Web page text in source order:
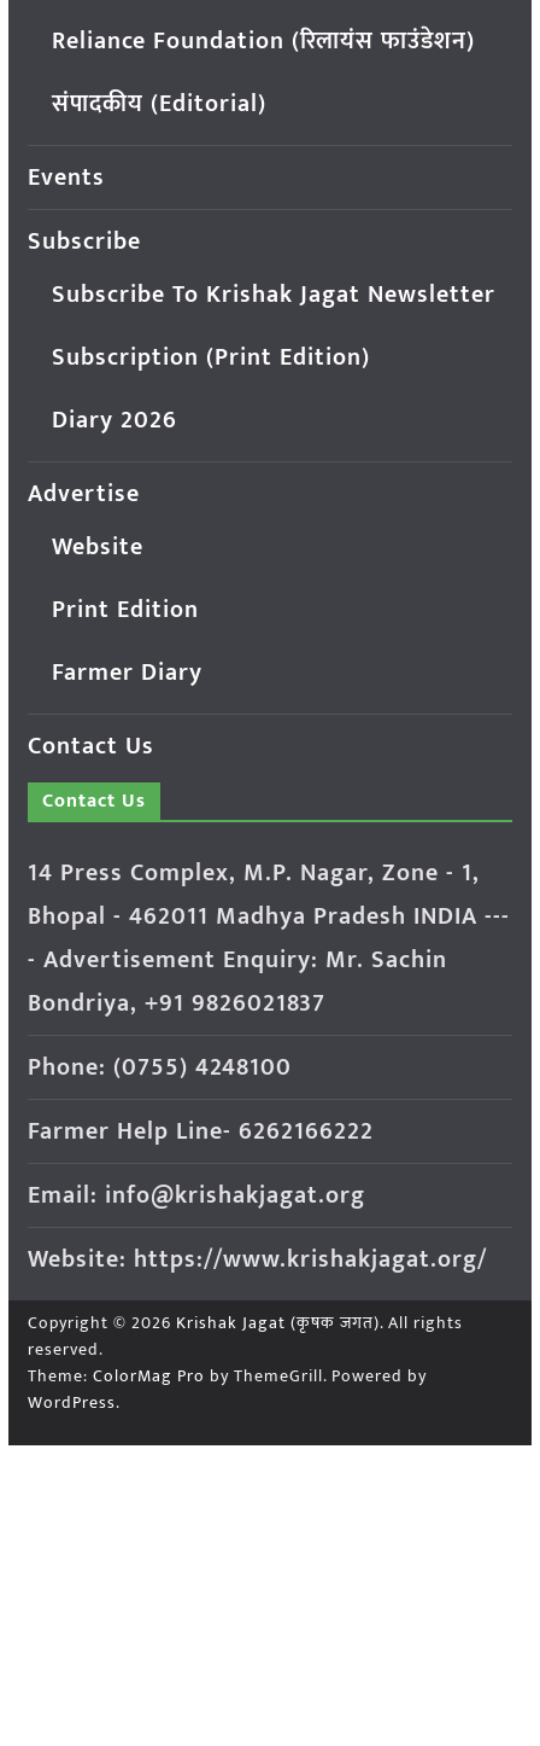
Reliance Foundation (रिलायंस फाउंडेशन)
संपादकीय (Editorial)
Events
Subscribe
Subscribe To Krishak Jagat Newsletter
Subscription (Print Edition)
Diary 2026
Advertise
Website
Print Edition
Farmer Diary
Contact Us
Contact Us
14 Press Complex, M.P. Nagar, Zone - 1,
Bhopal - 462011 Madhya Pradesh INDIA ---
- Advertisement Enquiry: Mr. Sachin
Bondriya, +91 9826021837
Phone: (0755) 4248100
Farmer Help Line- 6262166222
Email: info@krishakjagat.org
Website: https://www.krishakjagat.org/
Copyright © 2026 Krishak Jagat (कृषक जगत). All rights
reserved.
Theme: ColorMag Pro by ThemeGrill. Powered by
WordPress.